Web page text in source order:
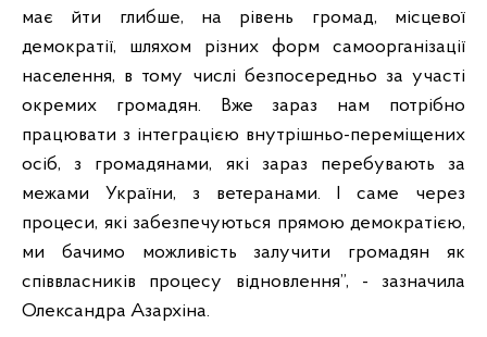
має йти глибше, на рівень громад, місцевої
демократії, шляхом різних форм самоорганізації
населення, в тому числі безпосередньо за участі
окремих громадян. Вже зараз нам потрібно
працювати з інтеграцією внутрішньо-переміщених
осіб, з громадянами, які зараз перебувають за
межами України, з ветеранами. І саме через
процеси, які забезпечуються прямою демократією,
ми бачимо можливість залучити громадян як
співвласників процесу відновлення”, - зазначила
Олександра Азархіна.